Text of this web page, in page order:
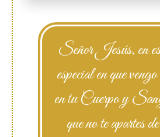
Señor Jesús, en
especial en que
en tu Cuerpo y
que no te apartes